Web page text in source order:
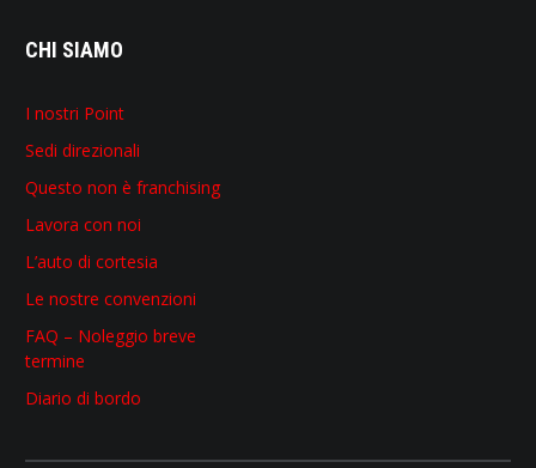
CHI SIAMO
I nostri Point
Sedi direzionali
Questo non è franchising
Lavora con noi
L’auto di cortesia
Le nostre convenzioni
FAQ – Noleggio breve
termine
Diario di bordo